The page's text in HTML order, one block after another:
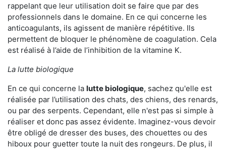
rappelant que leur utilisation doit se faire que par des
professionnels dans le domaine. En ce qui concerne les
anticoagulants, ils agissent de manière répétitive. Ils
permettent de bloquer le phénomène de coagulation. Cela
est réalisé à l’aide de l’inhibition de la vitamine K.
La lutte biologique
En ce qui concerne la lutte biologique, sachez qu'elle est
réalisée par l’utilisation des chats, des chiens, des renards,
ou par des serpents. Cependant, elle n'est pas si simple à
réaliser et donc pas assez évidente. Imaginez-vous devoir
être obligé de dresser des buses, des chouettes ou des
hiboux pour guetter toute la nuit des rongeurs. De plus, il